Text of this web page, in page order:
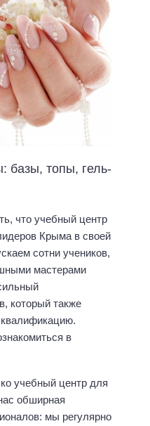
базы, топы, гель-
что учебный центр
Крыма в своей
сотни учеников,
мастерами
который также
в
учебный центр для
обширная
мы регулярно